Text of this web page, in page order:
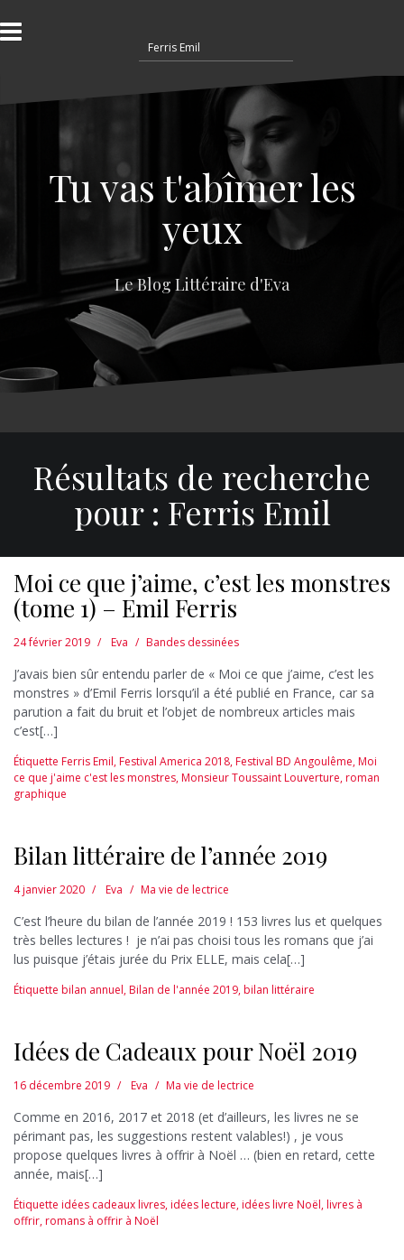
l
a
e
e
Tu vas t'abîmer les
yeux
Le Blog Littéraire d'Eva
Résultats de recherche
pour : Ferris Emil
Moi ce que j’aime, c’est les monstres
(tome 1) – Emil Ferris
24 février 2019 Eva Bandes dessinées
J’avais bien sûr entendu parler de « Moi ce que j’aime, c’est les
monstres » d’Emil Ferris lorsqu’il a été publié en France, car sa
parution a fait du bruit et l’objet de nombreux articles mais
c’est[…]
Étiquette Ferris Emil,Festival America 2018,Festival BD Angoulême,Moi
ce que j'aime c'est les monstres,Monsieur Toussaint Louverture,roman
graphique
Bilan littéraire de l’année 2019
4 janvier 2020 Eva Ma vie de lectrice
C’est l’heure du bilan de l’année 2019 ! 153 livres lus et quelques
très belles lectures ! je n’ai pas choisi tous les romans que j’ai
lus puisque j’étais jurée du Prix ELLE, mais cela[…]
Étiquette bilan annuel,Bilan de l'année 2019,bilan littéraire
Idées de Cadeaux pour Noël 2019
16 décembre 2019 Eva Ma vie de lectrice
Comme en 2016, 2017 et 2018 (et d’ailleurs, les livres ne se
périmant pas, les suggestions restent valables!) , je vous
propose quelques livres à offrir à Noël … (bien en retard, cette
année, mais[…]
Étiquette idées cadeaux livres,idées lecture,idées livre Noël,livres à
offrir,romans à offrir à Noël